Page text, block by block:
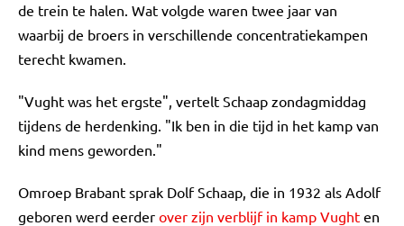
de trein te halen. Wat volgde waren twee jaar van
waarbij de broers in verschillende concentratiekampen
terecht kwamen.
"Vught was het ergste", vertelt Schaap zondagmiddag
tijdens de herdenking. "Ik ben in die tijd in het kamp van
kind mens geworden."
Omroep Brabant sprak Dolf Schaap, die in 1932 als Adolf
geboren werd eerder over zijn verblijf in kamp Vught en